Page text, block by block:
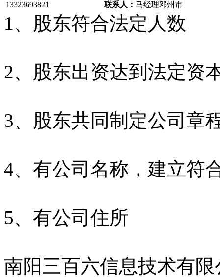
13323693821 联系人： 马经理邓州市
1、股东符合法定人数
2、股东出资达到法定资
3、股东共同制定公司章
4、有公司名称，建立符
5、有公司住所
南阳三百六信息技术有